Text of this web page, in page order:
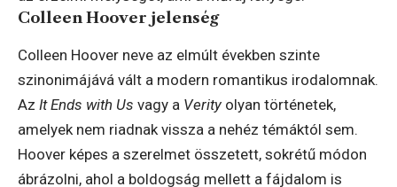
Colleen Hoover jelenség
Colleen Hoover neve az elmúlt években szinte
szinonimájává vált a modern romantikus irodalomnak.
Az It Ends with Us vagy a Verity olyan történetek,
amelyek nem riadnak vissza a nehéz témáktól sem.
Hoover képes a szerelmet összetett, sokrétű módon
ábrázolni, ahol a boldogság mellett a fájdalom is